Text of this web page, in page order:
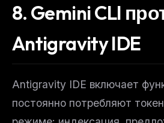
8. Gemini CLI
Antigravity IDE
Antigravity IDE включает
постоянно потребляют